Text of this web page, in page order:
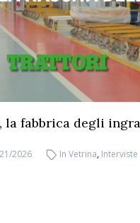
la fabbrica degli
2026 In Vetrina, Interviste